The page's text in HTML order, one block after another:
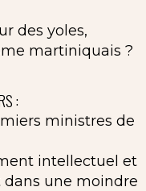
des yoles,
martiniquais ?
:
ministres de
intellectuel et
une moindre